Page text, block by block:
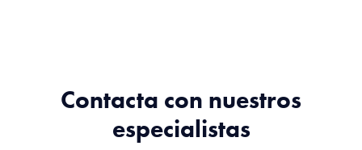
Contacta con nuestros
especialistas